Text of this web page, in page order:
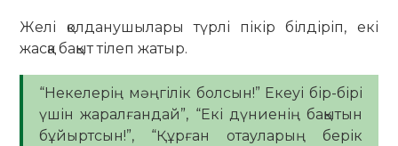
Желі қолданушылары түрлі пікір білдіріп, екі
жасқа бақыт тілеп жатыр.
“Некелерің мәңгілік болсын!” Екеуі бір-бірі
үшін жаралғандай”, “Екі дүниенің бақытын
бұйыртсын!”, “Құрған отауларың берік